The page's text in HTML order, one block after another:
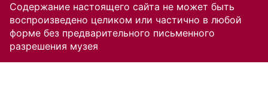
Содержание настоящего сайта не может быть
воспроизведено целиком или частично в любой
форме без предварительного письменного
разрешения музея